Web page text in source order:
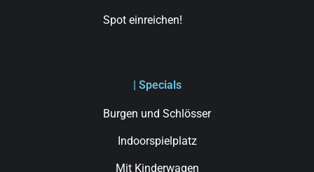
Spot einreichen!
| Specials
Burgen und Schlösser
Indoorspielplatz
Mit Kinderwagen